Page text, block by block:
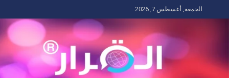
to
الجمعة, أغسطس 7, 2026